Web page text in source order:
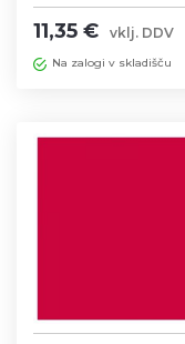
Temperatura
145st./12 sekund
11,35 € vklj. DDV
Na zalogi v skladišču